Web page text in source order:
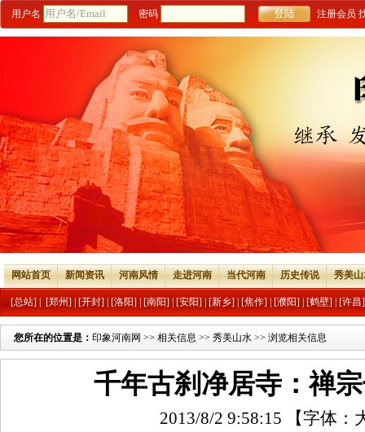
用户名 密码 注册会员
网站首页 新闻资讯 河南风情 走进河南 当代河南 历史传说 秀美
[总站] [郑州] [开封] [洛阳] [南阳] [安阳] [新乡] [焦作] [濮阳] [鹤壁] [许昌]
您所在的位置是： 印象河南网 >> 相关信息 >> 秀美山水 >> 浏览相关信息
千年古刹净居寺：禅
2013/8/2 9:58:15 【字体：